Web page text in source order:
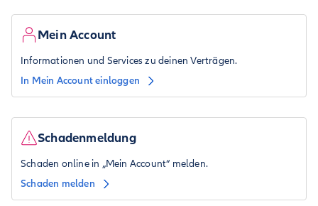
Mein Account
Informationen und Services zu deinen Verträgen.
In Mein Account einloggen
Schadenmeldung
Schaden online in „Mein Account“ melden.
Schaden melden